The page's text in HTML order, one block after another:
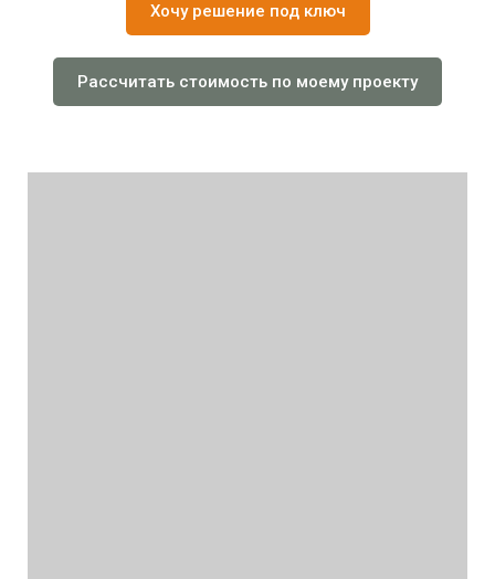
Хочу решение под ключ
Рассчитать стоимость по моему проекту